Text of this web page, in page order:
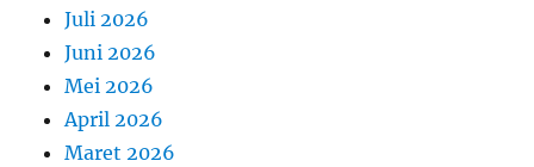
Juli 2026
Juni 2026
Mei 2026
April 2026
Maret 2026